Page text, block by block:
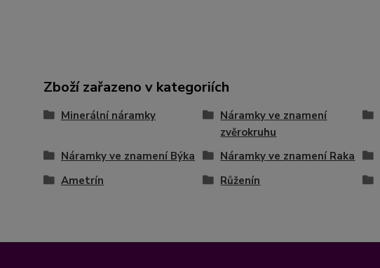
Zboží zařazeno v kategoriích
Minerální náramky
Náramky ve znamení
zvěrokruhu
Náramky ve znamení Býka Náramky ve znamení Raka
Ametrín
Růženín